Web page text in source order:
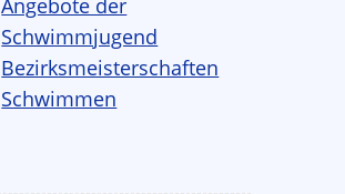
Schwimmjugend
Bezirksmeisterschaften
Schwimmen